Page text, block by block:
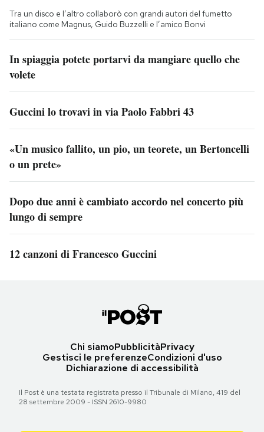
Tra un disco e l’altro collaborò con grandi autori del fumetto
italiano come Magnus, Guido Buzzelli e l’amico Bonvi
In spiaggia potete portarvi da mangiare quello che
volete
Guccini lo trovavi in via Paolo Fabbri 43
«Un musico fallito, un pio, un teorete, un Bertoncelli
o un prete»
Dopo due anni è cambiato accordo nel concerto più
lungo di sempre
12 canzoni di Francesco Guccini
Chi siamoPubblicitàPrivacy
Gestisci le preferenzeCondizioni d'uso
Dichiarazione di accessibilità
Il Post è una testata registrata presso il Tribunale di Milano, 419 del
28 settembre 2009 - ISSN 2610-9980